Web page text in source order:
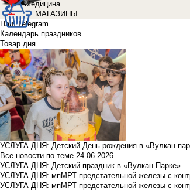
Медицина
МАГАЗИНЫ
Наш Telegram
Календарь праздников
Товар дня
УСЛУГА ДНЯ: Детский День рождения в «Вулкан
Все новости по теме 24.06.2026
УСЛУГА ДНЯ: Детский праздник в «Вулкан Парке»
УСЛУГА ДНЯ: мпМРТ предстательной железы с
УСЛУГА ДНЯ: мпМРТ предстательной железы с